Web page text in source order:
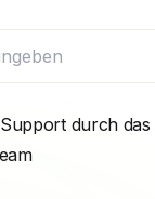
durch das